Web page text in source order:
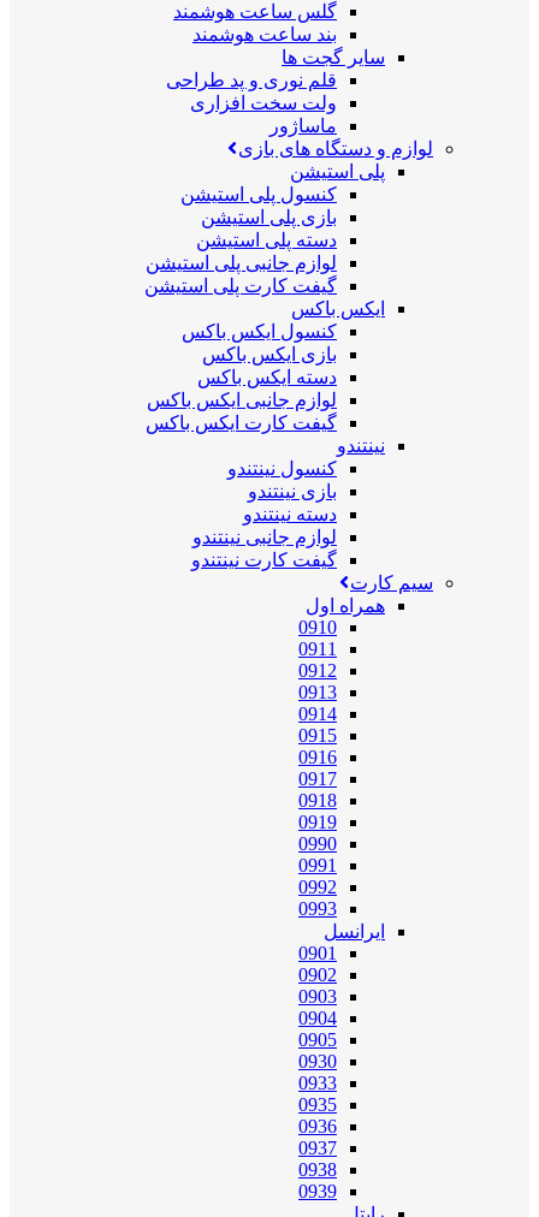
گلس ساعت هوشمند
بند ساعت هوشمند
سایر گجت ها
قلم نوری و پد طراحی
ولت سخت افزاری
ماساژور
لوازم و دستگاه های بازی
پلی استیشن
کنسول پلی استیشن
بازی پلی استیشن
دسته پلی استیشن
لوازم جانبی پلی استیشن
گیفت کارت پلی استیشن
ایکس باکس
کنسول ایکس باکس
بازی ایکس باکس
دسته ایکس باکس
لوازم جانبی ایکس باکس
گیفت کارت ایکس باکس
نینتندو
کنسول نینتندو
بازی نینتندو
دسته نینتندو
لوازم جانبی نینتندو
گیفت کارت نینتندو
سیم کارت
همراه اول
0910
0911
0912
0913
0914
0915
0916
0917
0918
0919
0990
0991
0992
0993
ایرانسل
0901
0902
0903
0904
0905
0930
0933
0935
0936
0937
0938
0939